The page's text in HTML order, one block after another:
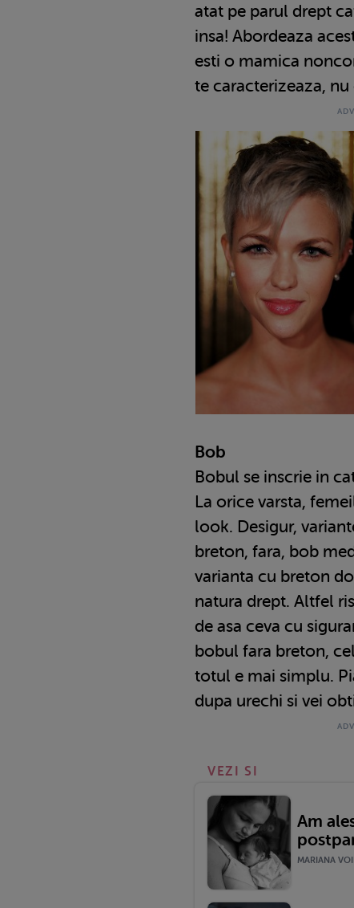
atat pe parul drept
insa! Abordeaza
esti o mamica
te caracterizeaza, nu
Bob
Bobul se inscrie in
La orice varsta,
look. Desigur,
breton, fara, bob
varianta cu breton
natura drept. Altfel
de asa ceva cu
bobul fara breton,
totul e mai simplu.
dupa urechi si vei
VEZI SI
Am
MARIANA